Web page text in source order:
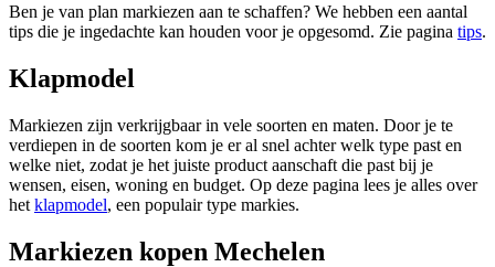
Ben je van plan markiezen aan te schaffen? We hebben een aantal
tips die je ingedachte kan houden voor je opgesomd. Zie pagina tips.
Klapmodel
Markiezen zijn verkrijgbaar in vele soorten en maten. Door je te
verdiepen in de soorten kom je er al snel achter welk type past en
welke niet, zodat je het juiste product aanschaft die past bij je
wensen, eisen, woning en budget. Op deze pagina lees je alles over
het klapmodel, een populair type markies.
Markiezen kopen Mechelen